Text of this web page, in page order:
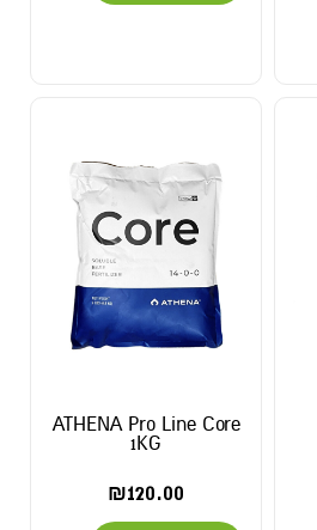
ATHENA Pro Line Core
1KG
₪120.00